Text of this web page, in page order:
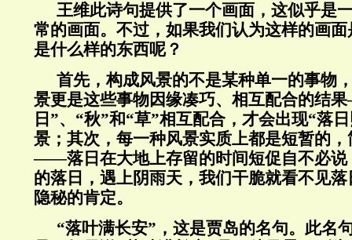
王维此诗句提供了一个画面，这似乎是
常的画面。不过，如果我们认为这样的画
是什么样的东西呢？
首先，构成风景的不是某种单一的事物
景更是这些事物因缘凑巧、相互配合的结
日”、“秋”和“草”相互配合，才会出现“落
景；其次，每一种风景实质上都是短暂的
——落日在大地上存留的时间短促自不必说
的落日，遇上阴雨天，我们干脆就看不见
隐秘的肯定。
“落叶满长安”，这是贾岛的名句。此名